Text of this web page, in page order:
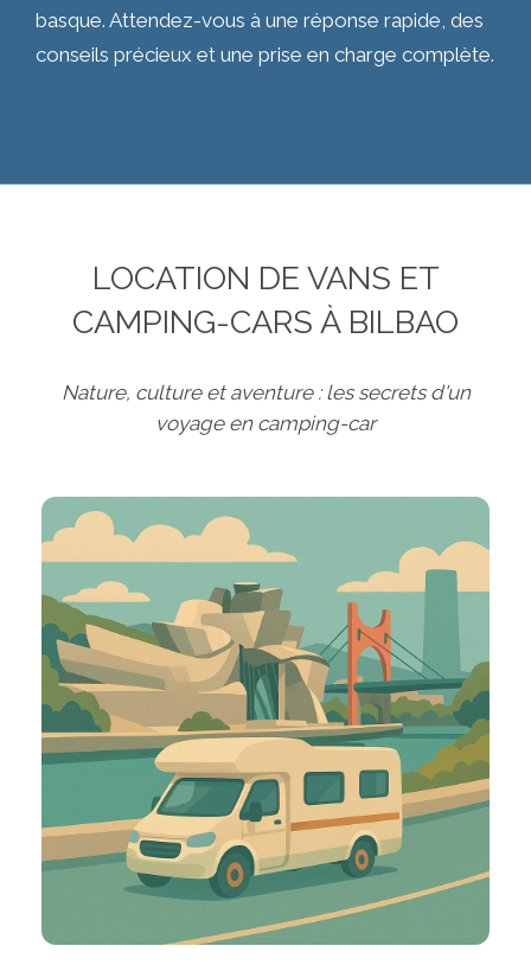
basque. Attendez-vous à une réponse rapide, des
conseils précieux et une prise en charge complète.
LOCATION DE VANS ET
CAMPING-CARS À BILBAO
Nature, culture et aventure : les secrets d'un
voyage en camping-car